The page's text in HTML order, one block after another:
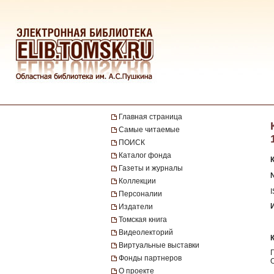
Главная страница
Самые читаемые
ПОИСК
Каталог фонда
Газеты и журналы
Коллекции
Персоналии
Издатели
Томская книга
Видеолекторий
Виртуальные выставки
Фонды партнеров
О проекте